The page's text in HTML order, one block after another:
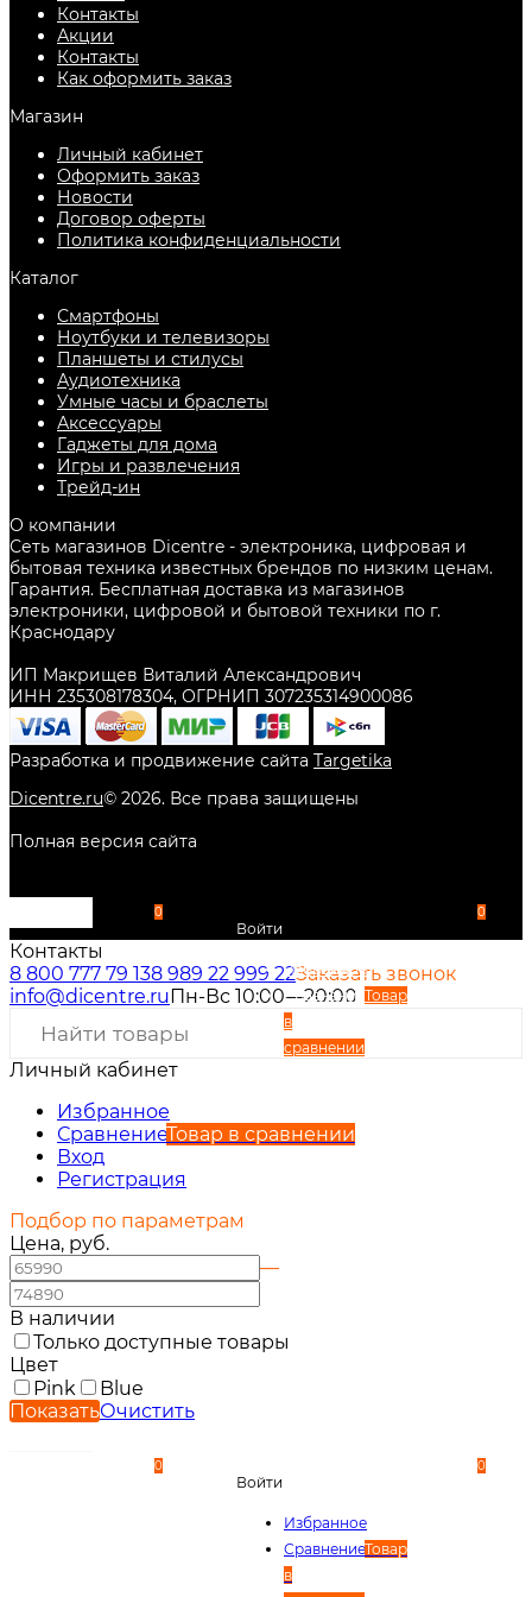
Контакты
Акции
Контакты
Как оформить заказ
Магазин
Личный кабинет
Оформить заказ
Новости
Договор оферты
Политика конфиденциальности
Каталог
Смартфоны
Ноутбуки и телевизоры
Планшеты и стилусы
Аудиотехника
Умные часы и браслеты
Аксессуары
Гаджеты для дома
Игры и развлечения
Трейд-ин
О компании
Сеть магазинов Dicentre - электроника, цифровая и
бытовая техника известных брендов по низким ценам.
Гарантия. Бесплатная доставка из магазинов
электроники, цифровой и бытовой техники по г.
Краснодару
ИП Макрищев Виталий Александрович
ИНН 235308178304, ОГРНИП 307235314900086
Разработка и продвижение сайта Targetika
Dicentre.ru© 2026. Все права защищены
Полная версия сайта
0
Войти
Избранное
Сравнение Товар
в
сравнении
0
Контакты
8 800 777 79 138 989 22 999 22Заказать звонок
info@dicentre.ru Пн-Вс 10:00—20:00
Личный кабинет
Избранное
СравнениеТовар в сравнении
Вход
Регистрация
Подбор по параметрам
Цена, руб.
—
В наличии
Только доступные товары
Цвет
Pink
Blue
ПоказатьОчистить
0
Войти
Избранное
СравнениеТовар
в
0